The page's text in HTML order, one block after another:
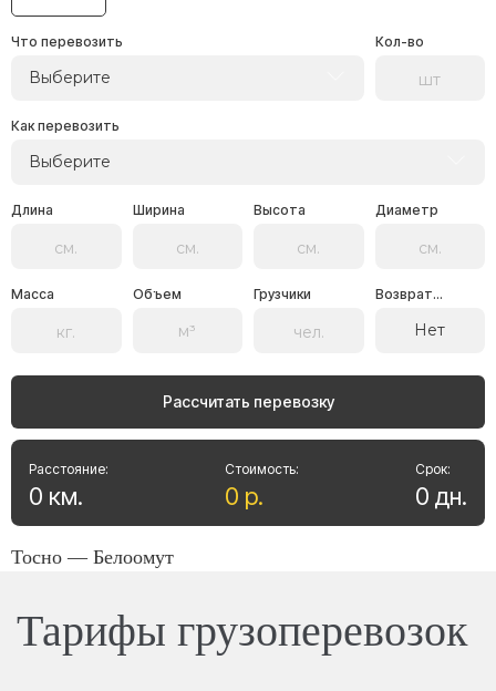
Что перевозить
Выберите
Кол-во
Как перевозить
Выберите
Длина Ширина Высота Диаметр
Масса Объем Грузчики Возврат...
Нет
Рассчитать перевозку
Стоимость:
0 р.
Расстояние:
0 км.
Срок:
0 дн.
Тосно — Белоомут
Тарифы грузоперевозок